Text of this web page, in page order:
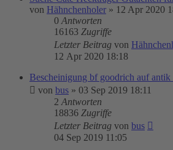
von Hähnchenholer » 12 Apr 2020
0 Antworten
16163 Zugriffe
Letzter Beitrag von
12 Apr 2020 18:18
Bescheinigung bf goodrich auf
von bus » 03 Sep 2019 18:11
2 Antworten
18836 Zugriffe
Letzter Beitrag von bus
04 Sep 2019 11:05